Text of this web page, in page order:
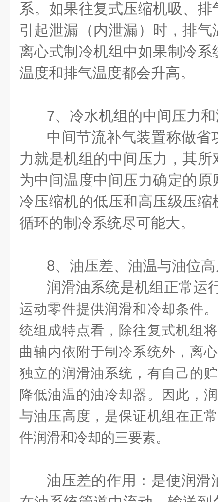
系。如果往复式压缩机吸、
引起泄漏（内泄漏）时，排
离心式制冷机组中如果制冷
温度和排气温度都会升高。
7、冷水机组的中间压力
中间节流补气装置称做省
力就是机组的中间压力，其
为中间温度中间压力确定的
冷压缩机的低压和高压级压
循环的制冷系统尽可能大。
8、油压差、油温与油位
润滑油系统是机组正常运
运动零件提供润滑和冷却条件
统组成特点看，除往复式机组
曲轴内依附于制冷系统外，离
独立的润滑油系统，有自己的
降低油温的油冷却器。因此，
与油压高度，是保证机组在正
件润滑和冷却的三要素。
油压差的作用：是使润滑